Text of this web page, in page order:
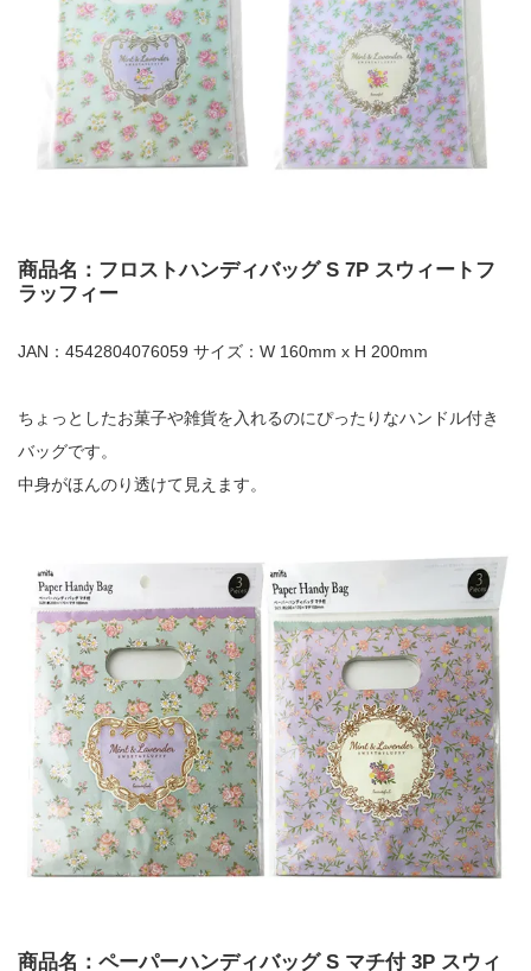
商品名：フロストハンディバッグ S 7P スウィートフ
ラッフィー
JAN：4542804076059 サイズ：W 160mm x H 200mm
ちょっとしたお菓子や雑貨を入れるのにぴったりなハンドル付き
バッグです。
中身がほんのり透けて見えます。
商品名：ペーパーハンディバッグ S マチ付 3P スウィ